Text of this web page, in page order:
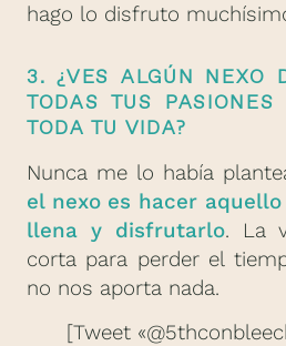
hago lo disfruto
3. ¿VES ALGÚN NEXO
TODAS TUS
TODA TU VIDA?
Nunca me lo había
el nexo es hacer
llena y disfrutarlo. La
corta para perder el
no nos aporta nada.
[Tweet